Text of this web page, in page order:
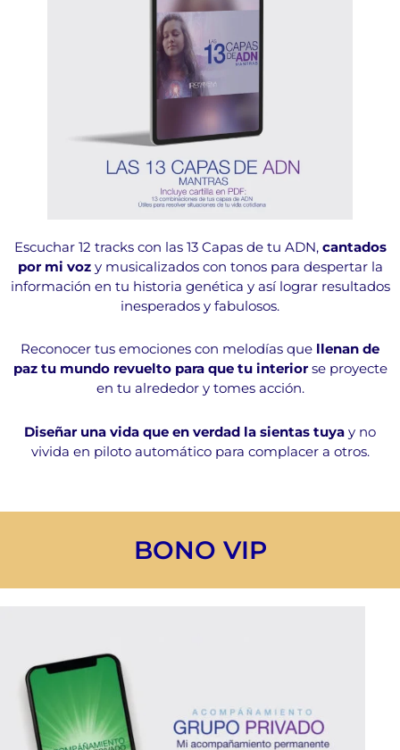
Escuchar 12 tracks con las 13 Capas de tu ADN, cantados
por mi vozy musicalizados con tonos para despertar la
información en tu historia genética y así lograr resultados
inesperados y fabulosos.
Reconocer tus emociones con melodías que llenan de
paz tu mundo revuelto para que tu interiorse proyecte
en tu alrededor y tomes acción.
Diseñar una vida que en verdad la sientas tuya y no
vivida en piloto automático para complacer a otros.
BONO VIP